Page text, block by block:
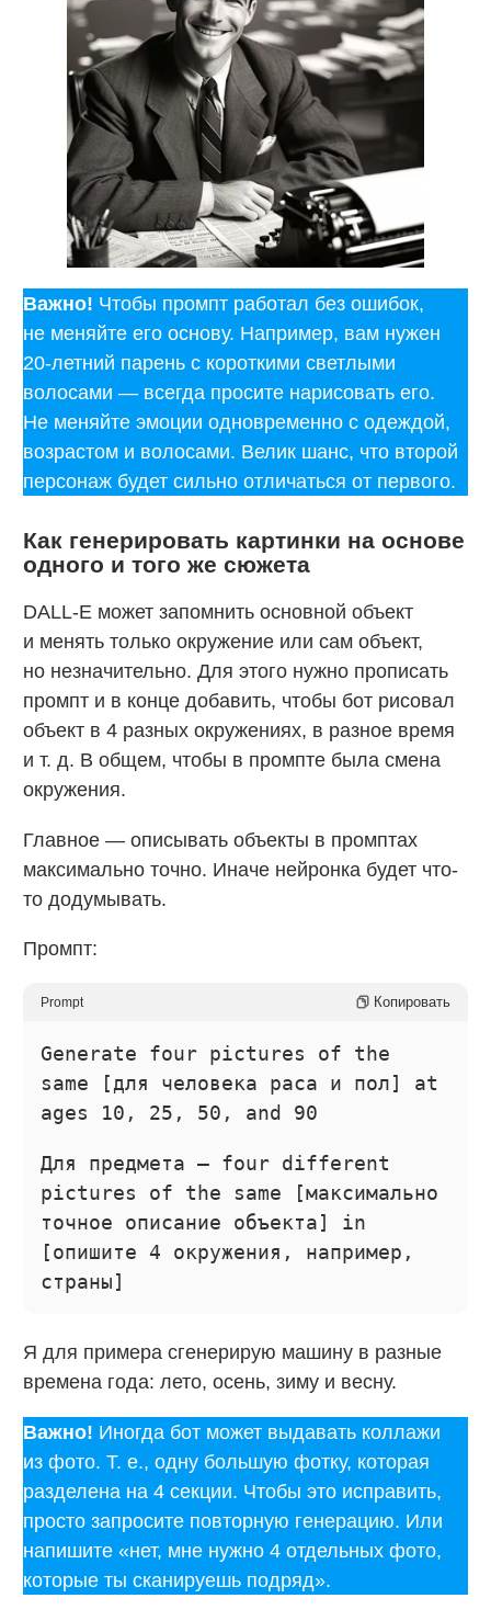
Важно! Чтобы промпт работал без ошибок,
не меняйте его основу. Например, вам нужен
20-летний парень с короткими светлыми
волосами — всегда просите нарисовать его.
Не меняйте эмоции одновременно с одеждой,
возрастом и волосами. Велик шанс, что второй
персонаж будет сильно отличаться от первого.
Как генерировать картинки на основе
одного и того же сюжета
DALL-E может запомнить основной объект
и менять только окружение или сам объект,
но незначительно. Для этого нужно прописать
промпт и в конце добавить, чтобы бот рисовал
объект в 4 разных окружениях, в разное время
и т. д. В общем, чтобы в промпте была смена
окружения.
Главное — описывать объекты в промптах
максимально точно. Иначе нейронка будет что-
то додумывать.
Промпт:
Prompt Копировать
Generate four pictures of the
same [для человека раса и пол] at
ages 10, 25, 50, and 90
Для предмета — four different
pictures of the same [максимально
точное описание объекта] in
[опишите 4 окружения, например,
страны]
Я для примера сгенерирую машину в разные
времена года: лето, осень, зиму и весну.
Важно! Иногда бот может выдавать коллажи
из фото. Т. е., одну большую фотку, которая
разделена на 4 секции. Чтобы это исправить,
просто запросите повторную генерацию. Или
напишите «нет, мне нужно 4 отдельных фото,
которые ты сканируешь подряд».